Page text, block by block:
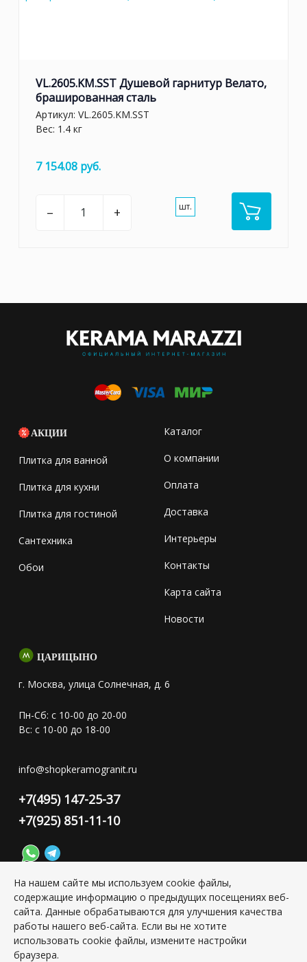
VL.2605.KM.SST Душевой гарнитур Велато,
брашированная сталь
Артикул: VL.2605.KM.SST
Вес: 1.4 кг
7 154.08 руб.
– + шт.
АКЦИИ
Плитка для ванной
Плитка для кухни
Плитка для гостиной
Сантехника
Обои
Каталог
О компании
Оплата
Доставка
Интерьеры
Контакты
Карта сайта
Новости
ЦАРИЦЫНО
г. Москва, улица Солнечная, д. 6
Пн-Сб: с 10-00 до 20-00
Вс: с 10-00 до 18-00
info@shopkeramogranit.ru
+7(495) 147-25-37
+7(925) 851-11-10
Конфиденциальность персональной информации
Copyright © 2026 ИП Григорьян Юлия Сергеевна, ИНН:
501703338416
На нашем сайте мы используем cookie файлы,
содержащие информацию о предыдущих посещениях веб-
сайта. Данные обрабатываются для улучшения качества
работы нашего веб-сайта. Если вы не хотите
использовать cookie файлы, измените настройки
браузера.